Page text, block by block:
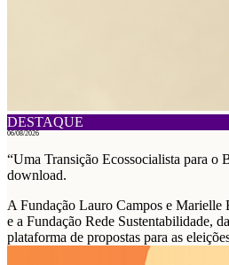
DESTAQUE
06/08/2026
“Uma Transição Ecossocialista para o
download.
A Fundação Lauro Campos e
e a Fundação Rede Sustentabilidade,
plataforma de propostas para as